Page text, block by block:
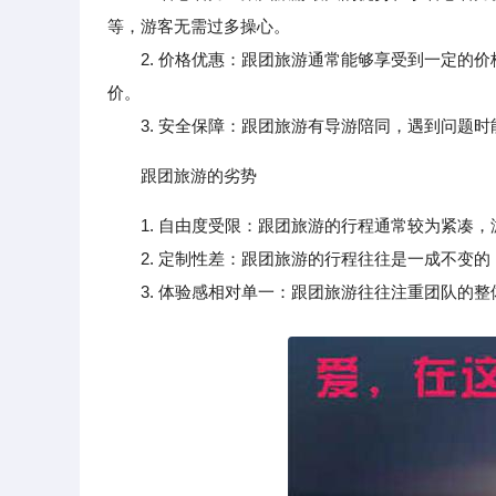
等，游客无需过多操心。
2. 价格优惠：跟团旅游通常能够享受到一定的价
价。
3. 安全保障：跟团旅游有导游陪同，遇到问题时
跟团旅游的劣势
1. 自由度受限：跟团旅游的行程通常较为紧凑
2. 定制性差：跟团旅游的行程往往是一成不变的
3. 体验感相对单一：跟团旅游往往注重团队的整